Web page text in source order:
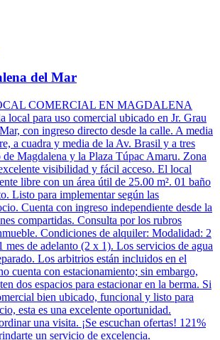
del Mar
COMERCIAL EN MAGDALENA
para uso comercial ubicado en Jr. Grau
con ingreso directo desde la calle. A media
a cuadra y media de la Av. Brasil y a tres
de Magdalena y la Plaza Túpac Amaru. Zona
visibilidad y fácil acceso. El local
libre con un área útil de 25.00 m². 01 baño
Listo para implementar según las
Cuenta con ingreso independiente desde la
compartidas. Consulta por los rubros
Condiciones de alquiler: Modalidad: 2
mes de adelanto (2 x 1). Los servicios de agua
Los arbitrios están incluidos en el
cuenta con estacionamiento; sin embargo,
dos espacios para estacionar en la berma. Si
bien ubicado, funcional y listo para
esta es una excelente oportunidad.
una visita. ¡Se escuchan ofertas! 121%
un servicio de excelencia.